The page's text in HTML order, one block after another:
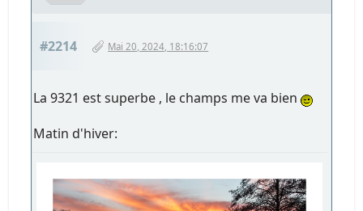
#2214 Mai 20, 2024, 18:16:07
La 9321 est superbe , le champs me va bien
Matin d'hiver: